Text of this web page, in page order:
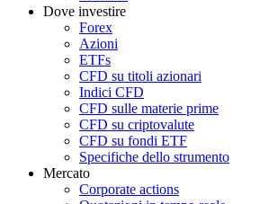
Dove investire
Forex
Azioni
ETFs
CFD su titoli azionari
Indici CFD
CFD sulle materie prime
CFD su criptovalute
CFD su fondi ETF
Specifiche dello strumento
Mercato
Corporate actions